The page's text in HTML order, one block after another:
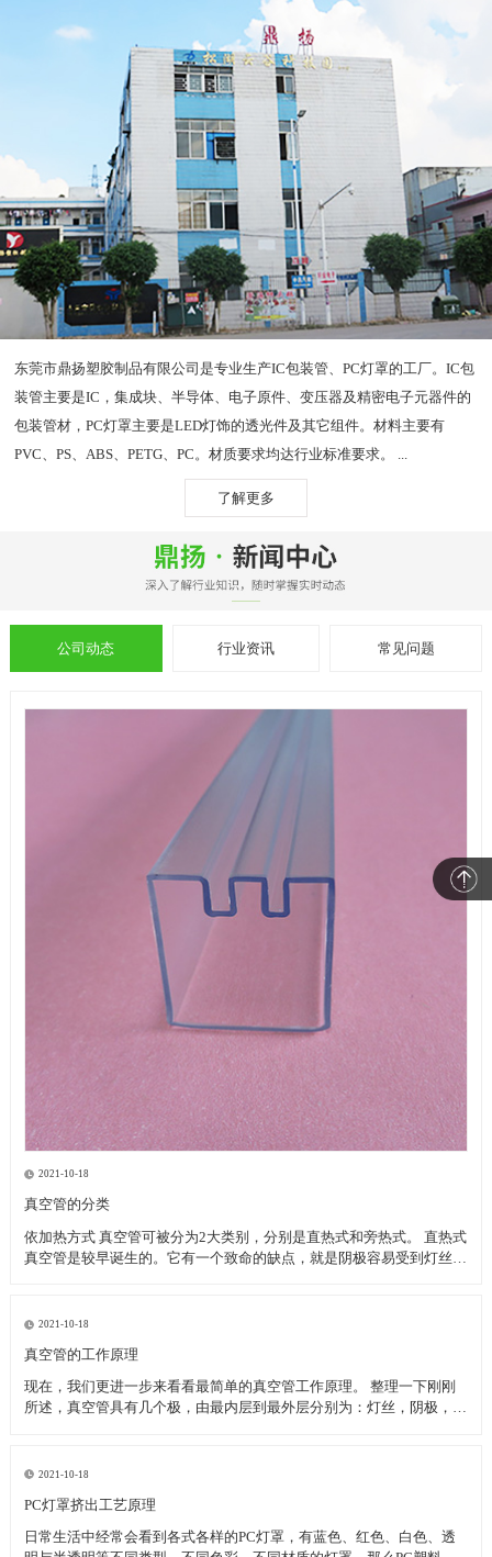
东莞市鼎扬塑胶制品有限公司是专业生产IC包装管、PC灯罩的工厂。IC包
装管主要是IC，集成块、半导体、电子原件、变压器及精密电子元器件的
包装管材，PC灯罩主要是LED灯饰的透光件及其它组件。材料主要有
PVC、PS、ABS、PETG、PC。材质要求均达行业标准要求。 ...
了解更多
公司动态 行业资讯 常见问题
2021-10-18
真空管的分类
依加热方式 真空管可被分为2大类别，分别是直热式和旁热式。 直热式
真空管是较早诞生的。它有一个致命的缺点，就是阴极容易受到灯丝的
的体积与储热量远远大于传统的灯
2021-10-18
真空管的工作原理
现在，我们更进一步来看看最简单的真空管工作原理。 整理一下刚刚
所述，真空管具有几个极，由最内层到最外层分别为：灯丝，阴极，栅
式传导至阴极金属板上，等到阴极金属板温度达
2021-10-18
PC灯罩挤出工艺原理
日常生活中经常会看到各式各样的PC灯罩，有蓝色、红色、白色、透